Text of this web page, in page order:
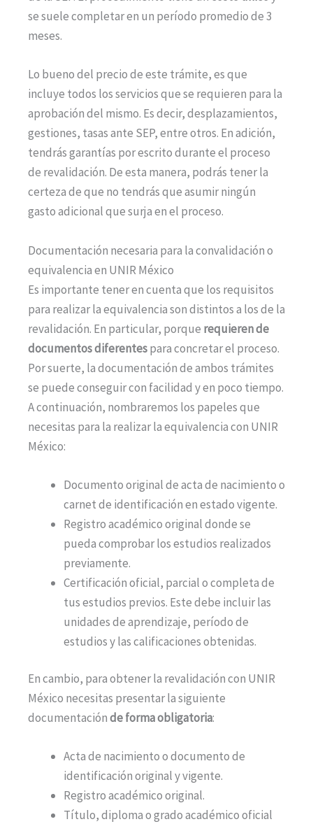
se suele completar en un período promedio de 3
meses.
Lo bueno del precio de este trámite, es que
incluye todos los servicios que se requieren para la
aprobación del mismo. Es decir, desplazamientos,
gestiones, tasas ante SEP, entre otros. En adición,
tendrás garantías por escrito durante el proceso
de revalidación. De esta manera, podrás tener la
certeza de que no tendrás que asumir ningún
gasto adicional que surja en el proceso.
Documentación necesaria para la convalidación o
equivalencia en UNIR México
Es importante tener en cuenta que los requisitos
para realizar la equivalencia son distintos a los de la
revalidación. En particular, porque requieren de
documentos diferentespara concretar el proceso.
Por suerte, la documentación de ambos trámites
se puede conseguir con facilidad y en poco tiempo.
A continuación, nombraremos los papeles que
necesitas para la realizar la equivalencia con UNIR
México:
Documento original de acta de nacimiento o
carnet de identificación en estado vigente.
Registro académico original donde se
pueda comprobar los estudios realizados
previamente.
Certificación oficial, parcial o completa de
tus estudios previos. Este debe incluir las
unidades de aprendizaje, período de
estudios y las calificaciones obtenidas.
En cambio, para obtener la revalidación con UNIR
México necesitas presentar la siguiente
documentaciónde forma obligatoria:
Acta de nacimiento o documento de
identificación original y vigente.
Registro académico original.
Título, diploma o grado académico oficial